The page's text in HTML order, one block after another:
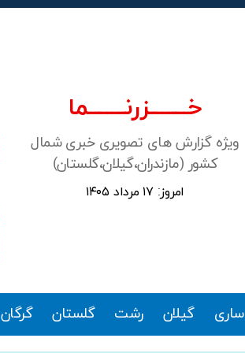
خـــــــزرنـــــــما
ویژه گزارش های تصویری خبری شمال
کشور (مازندران،گیلان،گلستان)
امروز: ۱۷ مرداد ۱۴۰۵
ساری گیلان رشت گلستان گرگان